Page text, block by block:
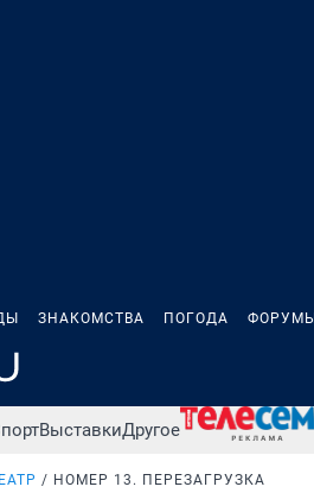
ЗНАКОМСТВА ПОГОДА ФОРУМЫ
ВыставкиДругое
НОМЕР 13. ПЕРЕЗАГРУЗКА